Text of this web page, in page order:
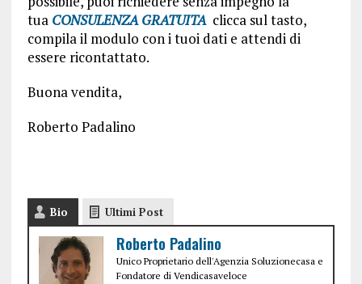
tua CONSULENZA GRATUITA clicca sul tasto,
compila il modulo con i tuoi dati e attendi di
essere ricontattato.
Buona vendita,
Roberto Padalino
Bio Ultimi Post
Roberto Padalino
Unico Proprietario dell'Agenzia Soluzionecasa e
Fondatore di Vendicasaveloce